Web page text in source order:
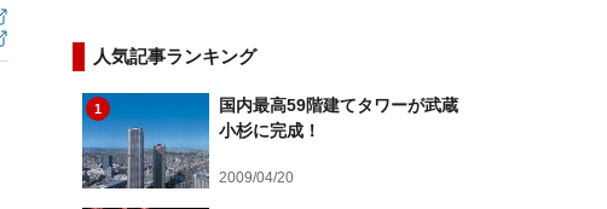
人気記事ランキング
1
国内最高59階建てタワーが武蔵
小杉に完成！
2009/04/20